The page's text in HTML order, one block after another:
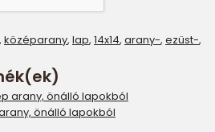
, középarany, lap, 14x14, arany-, ezüst-,
önálló lapokból